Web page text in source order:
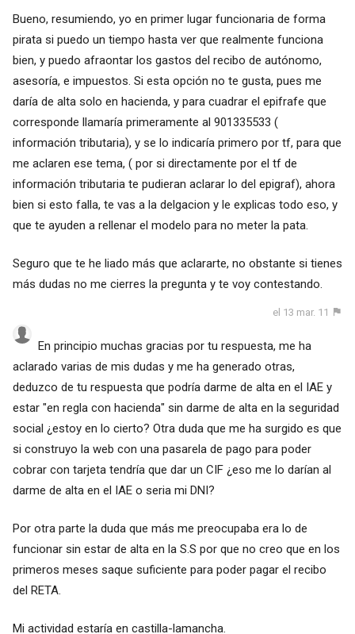
Bueno, resumiendo, yo en primer lugar funcionaria de forma
pirata si puedo un tiempo hasta ver que realmente funciona
bien, y puedo afraontar los gastos del recibo de autónomo,
asesoría, e impuestos. Si esta opción no te gusta, pues me
daría de alta solo en hacienda, y para cuadrar el epifrafe que
corresponde llamaría primeramente al 901335533 (
información tributaria), y se lo indicaría primero por tf, para que
me aclaren ese tema, ( por si directamente por el tf de
información tributaria te pudieran aclarar lo del epigraf), ahora
bien si esto falla, te vas a la delgacion y le explicas todo eso, y
que te ayuden a rellenar el modelo para no meter la pata.
Seguro que te he liado más que aclararte, no obstante si tienes
más dudas no me cierres la pregunta y te voy contestando.
el 13 mar. 11
En principio muchas gracias por tu respuesta, me ha
aclarado varias de mis dudas y me ha generado otras,
deduzco de tu respuesta que podría darme de alta en el IAE y
estar "en regla con hacienda" sin darme de alta en la seguridad
social ¿estoy en lo cierto? Otra duda que me ha surgido es que
si construyo la web con una pasarela de pago para poder
cobrar con tarjeta tendría que dar un CIF ¿eso me lo darían al
darme de alta en el IAE o seria mi DNI?
Por otra parte la duda que más me preocupaba era lo de
funcionar sin estar de alta en la S.S por que no creo que en los
primeros meses saque suficiente para poder pagar el recibo
del RETA.
Mi actividad estaría en castilla-lamancha.